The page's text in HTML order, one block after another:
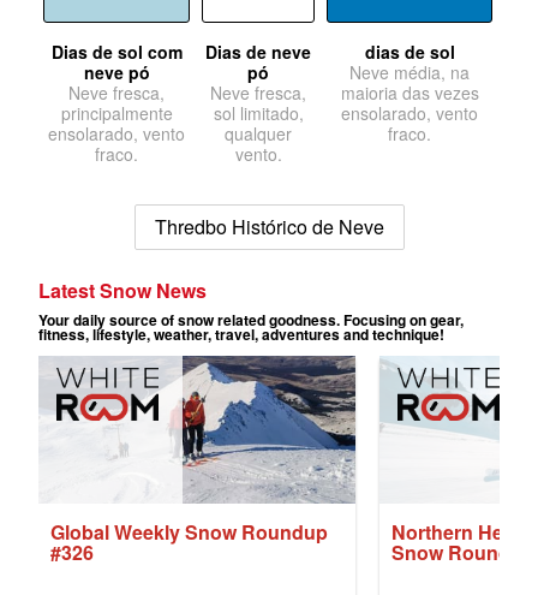
Dias de sol com
neve pó
Neve fresca,
principalmente
ensolarado, vento
fraco.
Dias de neve
pó
Neve fresca,
sol limitado,
qualquer
vento.
dias de sol
Neve média, na
maioria das vezes
ensolarado, vento
fraco.
Thredbo Histórico de Neve